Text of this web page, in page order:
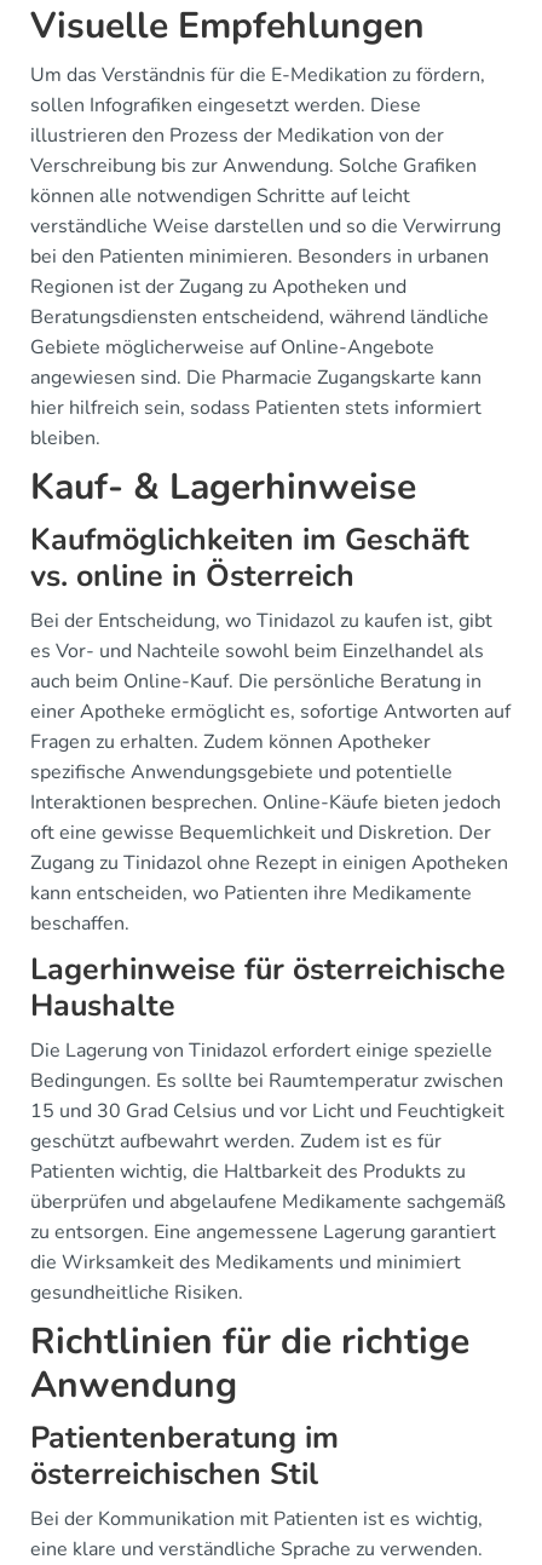
Visuelle Empfehlungen
Um das Verständnis für die E-Medikation zu fördern,
sollen Infografiken eingesetzt werden. Diese
illustrieren den Prozess der Medikation von der
Verschreibung bis zur Anwendung. Solche Grafiken
können alle notwendigen Schritte auf leicht
verständliche Weise darstellen und so die Verwirrung
bei den Patienten minimieren. Besonders in urbanen
Regionen ist der Zugang zu Apotheken und
Beratungsdiensten entscheidend, während ländliche
Gebiete möglicherweise auf Online-Angebote
angewiesen sind. Die Pharmacie Zugangskarte kann
hier hilfreich sein, sodass Patienten stets informiert
bleiben.
Kauf- & Lagerhinweise
Kaufmöglichkeiten im Geschäft
vs. online in Österreich
Bei der Entscheidung, wo Tinidazol zu kaufen ist, gibt
es Vor- und Nachteile sowohl beim Einzelhandel als
auch beim Online-Kauf. Die persönliche Beratung in
einer Apotheke ermöglicht es, sofortige Antworten auf
Fragen zu erhalten. Zudem können Apotheker
spezifische Anwendungsgebiete und potentielle
Interaktionen besprechen. Online-Käufe bieten jedoch
oft eine gewisse Bequemlichkeit und Diskretion. Der
Zugang zu Tinidazol ohne Rezept in einigen Apotheken
kann entscheiden, wo Patienten ihre Medikamente
beschaffen.
Lagerhinweise für österreichische
Haushalte
Die Lagerung von Tinidazol erfordert einige spezielle
Bedingungen. Es sollte bei Raumtemperatur zwischen
15 und 30 Grad Celsius und vor Licht und Feuchtigkeit
geschützt aufbewahrt werden. Zudem ist es für
Patienten wichtig, die Haltbarkeit des Produkts zu
überprüfen und abgelaufene Medikamente sachgemäß
zu entsorgen. Eine angemessene Lagerung garantiert
die Wirksamkeit des Medikaments und minimiert
gesundheitliche Risiken.
Richtlinien für die richtige
Anwendung
Patientenberatung im
österreichischen Stil
Bei der Kommunikation mit Patienten ist es wichtig,
eine klare und verständliche Sprache zu verwenden.